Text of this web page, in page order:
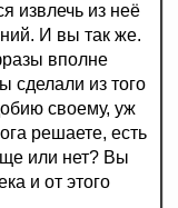
извлечь из неё
И вы так же.
вполне
сделали из того
своему, уж
решаете, есть
или нет? Вы
и от этого